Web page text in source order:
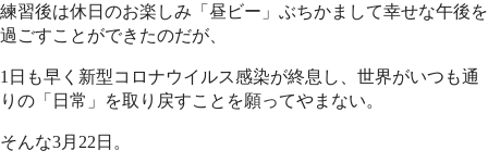
練習後は休日のお楽しみ「昼ビー」ぶちかまして幸せな午後を
過ごすことができたのだが、
1日も早く新型コロナウイルス感染が終息し、世界がいつも通
りの「日常」を取り戻すことを願ってやまない。
そんな3月22日。